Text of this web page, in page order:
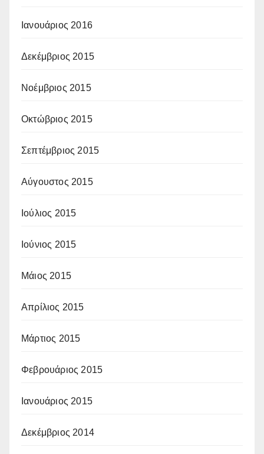
Ιανουάριος 2016
Δεκέμβριος 2015
Νοέμβριος 2015
Οκτώβριος 2015
Σεπτέμβριος 2015
Αύγουστος 2015
Ιούλιος 2015
Ιούνιος 2015
Μάιος 2015
Απρίλιος 2015
Μάρτιος 2015
Φεβρουάριος 2015
Ιανουάριος 2015
Δεκέμβριος 2014